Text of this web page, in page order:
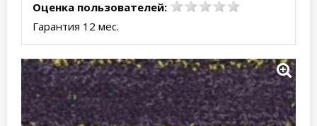
Оценка пользователей:
Гарантия 12 мес.